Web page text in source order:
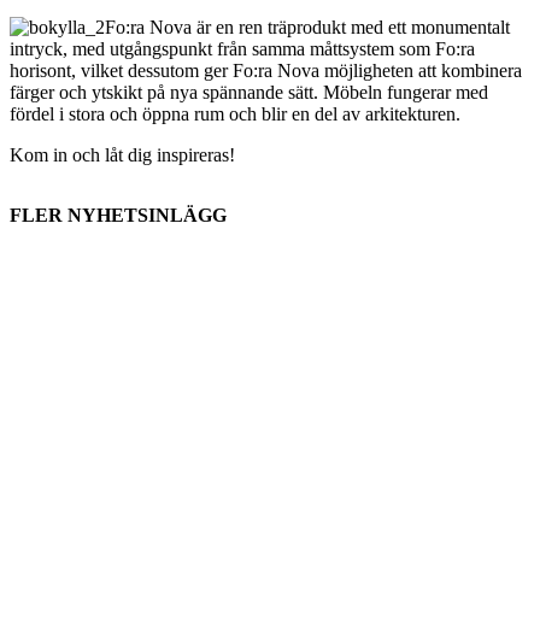
Fo:ra Nova är en ren träprodukt med ett monumentalt
intryck, med utgångspunkt från samma måttsystem som Fo:ra
horisont, vilket dessutom ger Fo:ra Nova möjligheten att kombinera
färger och ytskikt på nya spännande sätt. Möbeln fungerar med
fördel i stora och öppna rum och blir en del av arkitekturen.
Kom in och låt dig inspireras!
FLER NYHETSINLÄGG